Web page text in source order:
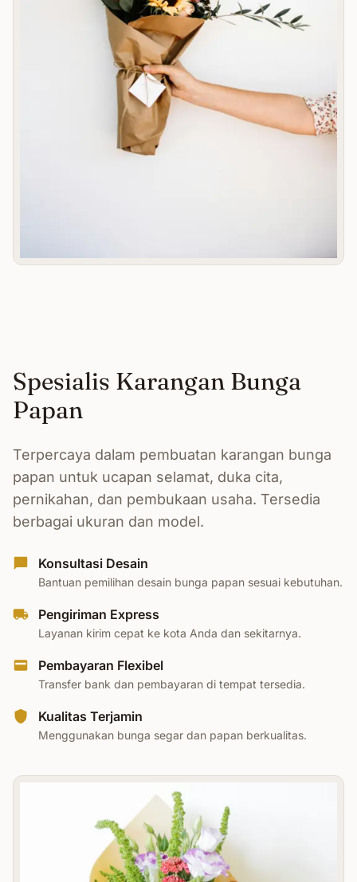
Spesialis Karangan Bunga
Papan
Terpercaya dalam pembuatan karangan bunga
papan untuk ucapan selamat, duka cita,
pernikahan, dan pembukaan usaha. Tersedia
berbagai ukuran dan model.
Konsultasi Desain
Bantuan pemilihan desain bunga papan sesuai kebutuhan.
Pengiriman Express
Layanan kirim cepat ke kota Anda dan sekitarnya.
Pembayaran Flexibel
Transfer bank dan pembayaran di tempat tersedia.
Kualitas Terjamin
Menggunakan bunga segar dan papan berkualitas.